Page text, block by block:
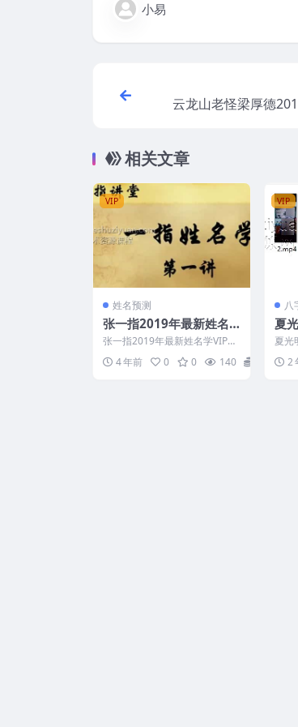
小易
云龙山老怪梁厚德
相关文章
VIP
姓名预测
张一指2019年最新姓名
学VIP课程47全集百度盘
下载
张一指2019年最新姓名学VIP课
程 编号：D22901 介绍这个还
是可以一看
4 年前 0 0 140
VIP
八
夏
一
技
夏光
会
3
2